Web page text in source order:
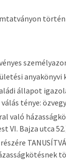
anyakönyvi
állapot
ténye:
való
VI. Bajza utca